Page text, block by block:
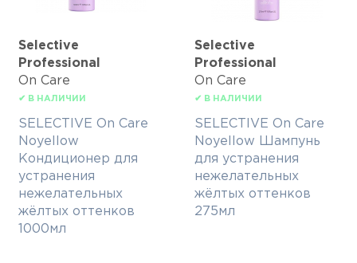
Selective
Professional
On Care
✔ В НАЛИЧИИ
SELECTIVE On Care
Noyellow
Кондиционер для
устранения
нежелательных
жёлтых оттенков
1000мл
Selective
Professional
On Care
✔ В НАЛИЧИИ
SELECTIVE On Care
Noyellow Шампунь
для устранения
нежелательных
жёлтых оттенков
275мл